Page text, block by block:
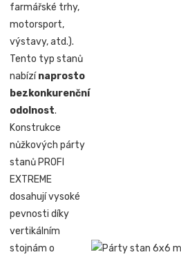
farmářské trhy,
motorsport,
výstavy, atd.).
Tento typ stanů
nabízínaprosto
bezkonkurenční
odolnost.
Konstrukce
nůžkových párty
stanů PROFI
EXTREME
dosahují vysoké
pevnosti díky
vertikálním
stojnám o